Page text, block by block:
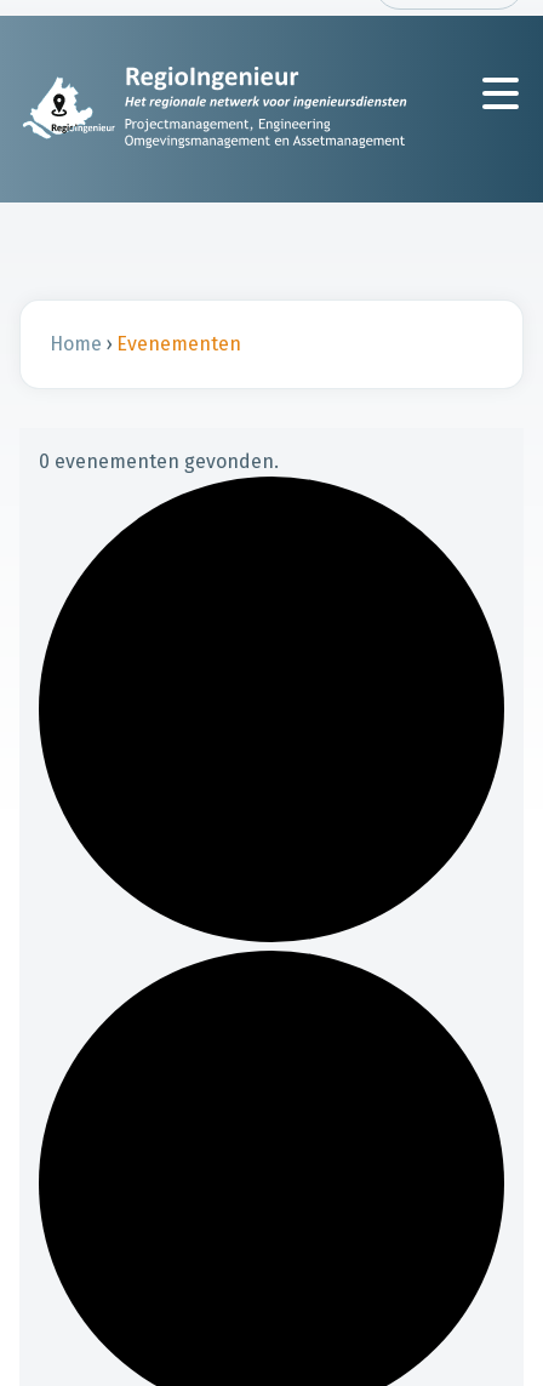
Home › Evenementen
0 evenementen gevonden.